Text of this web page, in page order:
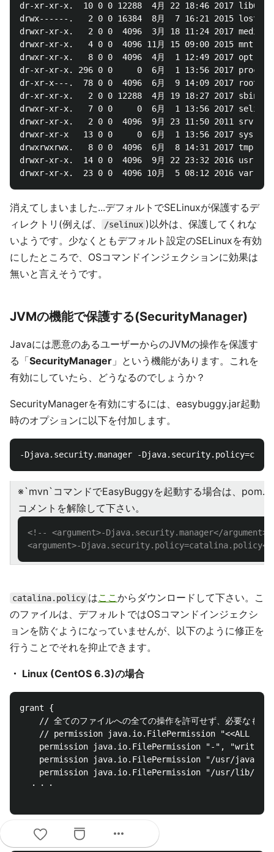
dr-xr-xr-x.  10 0 0 12288  4月 22 18:46 2017 lib64
drwx------.   2 0 0 16384  8月  7 16:21 2015
drwxr-xr-x.   2 0 0  4096  3月 18 11:24 2017 media
drwxr-xr-x.   4 0 0  4096 11月 15 09:00 2015 mnt
drwxr-xr-x.   8 0 0  4096  4月  1 12:49 2017 opt
dr-xr-xr-x. 296 0 0     0  6月  1 13:56 2017 proc
dr-xr-x---.  78 0 0  4096  6月  9 14:09 2017 root
dr-xr-xr-x.   2 0 0 12288  4月 19 18:27 2017 sbin
drwxr-xr-x.   7 0 0     0  6月  1 13:56 2017 selinux
drwxr-xr-x.   2 0 0  4096  9月 23 11:50 2011 srv
drwxr-xr-x   13 0 0     0  6月  1 13:56 2017 sys
drwxrwxrwx.   8 0 0  4096  6月  8 14:31 2017 tmp
drwxr-xr-x.  14 0 0  4096  9月 22 23:32 2016 usr
消えてしまいました...デフォルトでSELinuxが保護するデ
ィレクトリ(例えば、
/selinux )以外は、保護してくれな
いようです。少なくともデフォルト設定のSELinuxを有効
にしたところで、OSコマンドインジェクションに効果は
無いと言えそうです。
JVMの機能で保護する(SecurityManager)
Javaには悪意のあるユーザーからのJVMの操作を保護す
る「SecurityManager 」という機能があります。これを
有効にしていたら、どうなるのでしょうか？
SecurityManagerを有効にするには、easybuggy.jar起動
時のオプションに以下を付加します。
※`mvn`コマンドでEasyBuggyを起動する場合は、
コメントを解除して下さい。
<!-- <argument>-Djava.security.manager</argument>
<argument>-Djava.security.policy=catalina.policy</
catalina.policy はここからダウンロードして下さい。こ
のファイルは、デフォルトではOSコマンドインジェクシ
ョンを防ぐようになっていませんが、以下のように修正を
行うことでそれを抑止できます。
・ Linux (CentOS 6.3)の場合
grant {
// 全てのファイルへの全ての操作を許可せず、必要なもの
// permission java.io.FilePermission "<<ALL
permission java.io.FilePermission "-", "write,
permission java.io.FilePermission "/usr/java/-
permission java.io.FilePermission "/usr/lib/
  ・・・
Windowsの場合 more_horiz